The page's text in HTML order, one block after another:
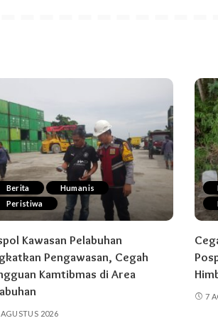
Berita
Humanis
Peristiwa
Kawasan Pelabuhan
Pengawasan, Cegah
Kamtibmas di Area
2026
7